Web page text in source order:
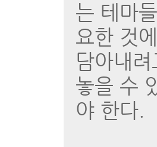
는 테마
요한 것
담아내
놓을 수
야 한다.